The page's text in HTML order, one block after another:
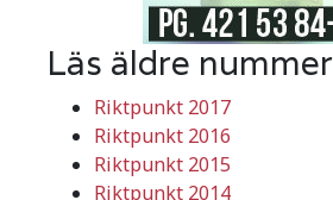
Läs äldre nummer
Riktpunkt 2017
Riktpunkt 2016
Riktpunkt 2015
Riktpunkt 2014